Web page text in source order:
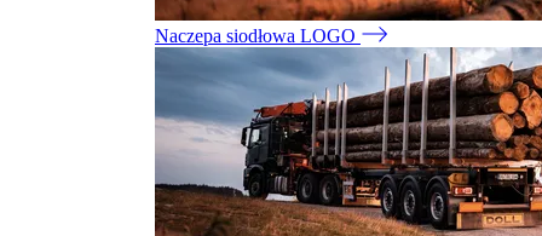
Naczepa siodłowa LOGO